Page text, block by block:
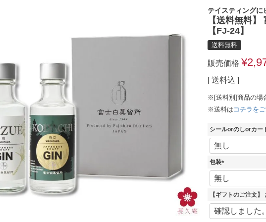
テイスティングに
【送料無料
【FJ-24】
送料無料
販売価格 ¥
送料込
※[送料別]商品の場
※送料は コチラを
シールorのしorカー
包装
(
必
須
)
【ギフトのご注文